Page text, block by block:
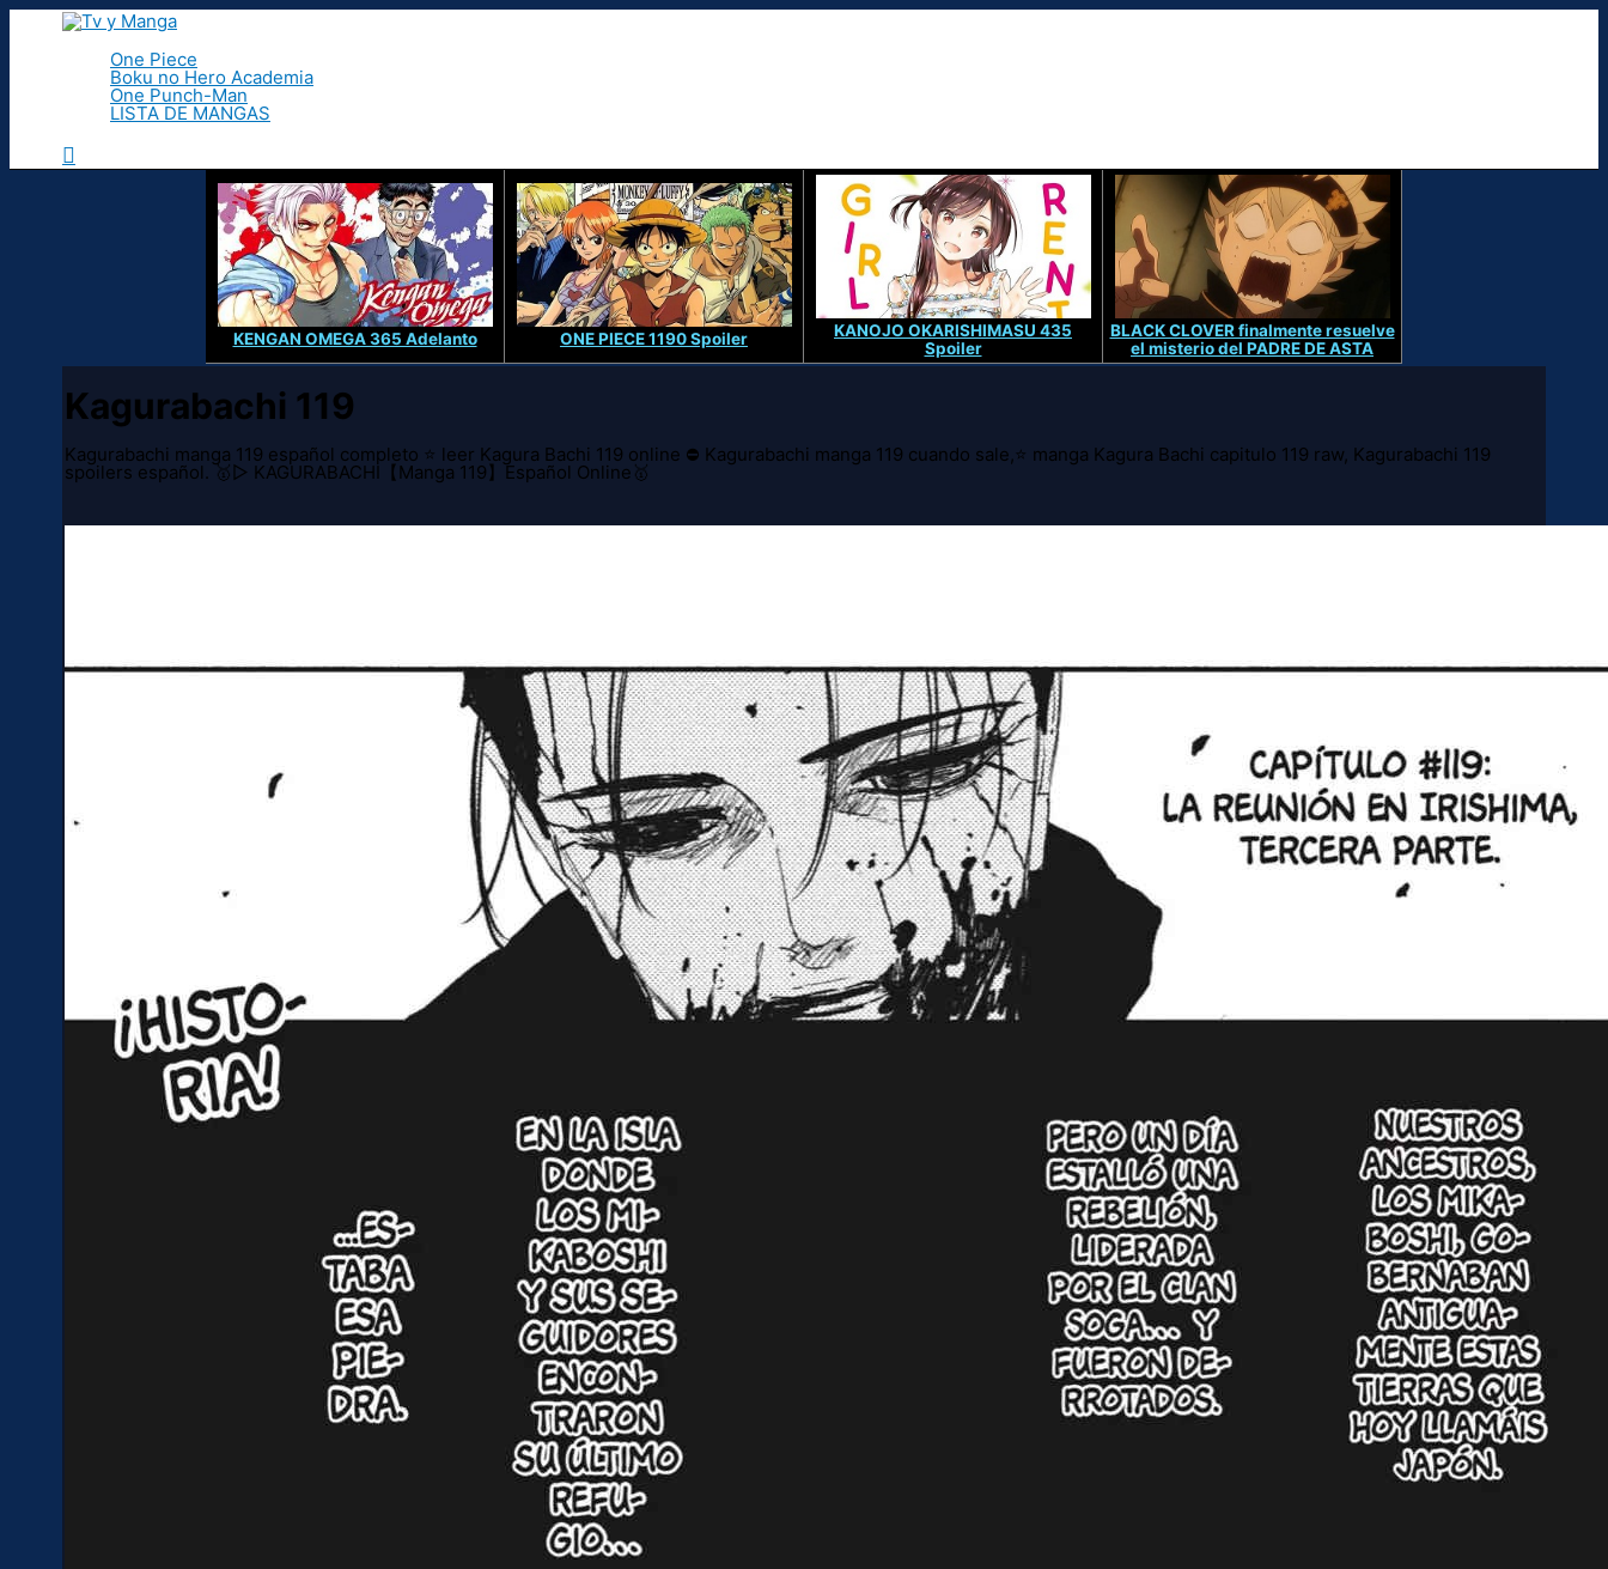
Ir
One Piece
Boku no Hero Academia
One Punch-Man
LISTA DE MANGAS
Buscar
KENGAN OMEGA 365 Adelanto ONE PIECE 1190 Spoiler
KANOJO OKARISHIMASU 435
Spoiler
BLACK CLOVER finalmente resuelve
el misterio del PADRE DE ASTA
Kagurabachi 119
Kagurabachi manga 119 español completo ⭐ leer Kagura Bachi 119 online ⛔ Kagurabachi manga 119 cuando sale,⭐ manga Kagura Bachi capitulo 119 raw, Kagurabachi 119
spoilers español. 🥇▷ KAGURABACHI【Manga 119】Español Online🥇